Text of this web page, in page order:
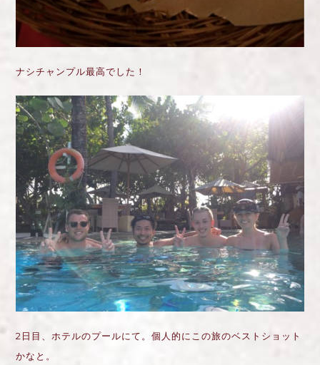
ナシチャンプル最高でした！
2日目、ホテルのプールにて。個人的にこの旅のベストショット
かなと。